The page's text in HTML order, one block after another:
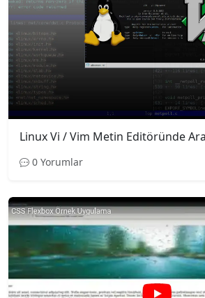
Linux Vi / Vim Metin Editöründe
0 Yorumlar